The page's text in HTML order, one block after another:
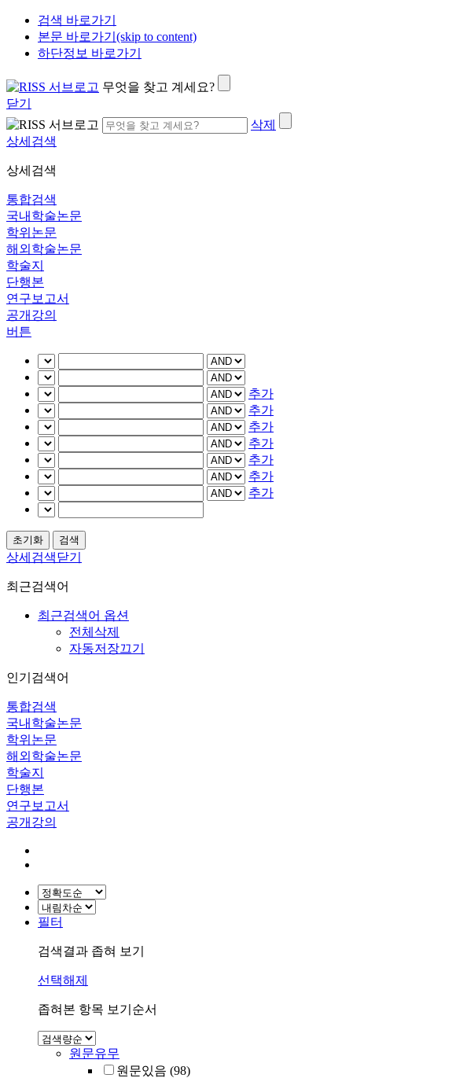
검색 바로가기
본문 바로가기(skip to content)
하단정보 바로가기
무엇을 찾고 계세요?
닫기
삭제
상세검색
상세검색
통합검색
국내학술논문
학위논문
해외학술논문
학술지
단행본
연구보고서
공개강의
버튼
추가
추가
추가
추가
추가
추가
추가
상세검색닫기
최근검색어
최근검색어 옵션
전체삭제
자동저장끄기
인기검색어
통합검색
국내학술논문
학위논문
해외학술논문
학술지
단행본
연구보고서
공개강의
필터
검색결과 좁혀 보기
선택해제
좁혀본 항목 보기순서
원문유무
원문있음 (98)